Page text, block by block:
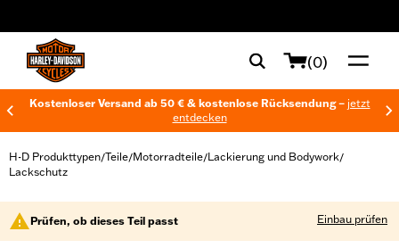
(0)
Kostenloser Versand ab 50 € & kostenlose Rücksendung – jetzt
entdecken
H-D Produkttypen/Teile/Motorradteile/Lackierung und Bodywork/
Lackschutz
Prüfen, ob dieses Teil passt Einbau prüfen